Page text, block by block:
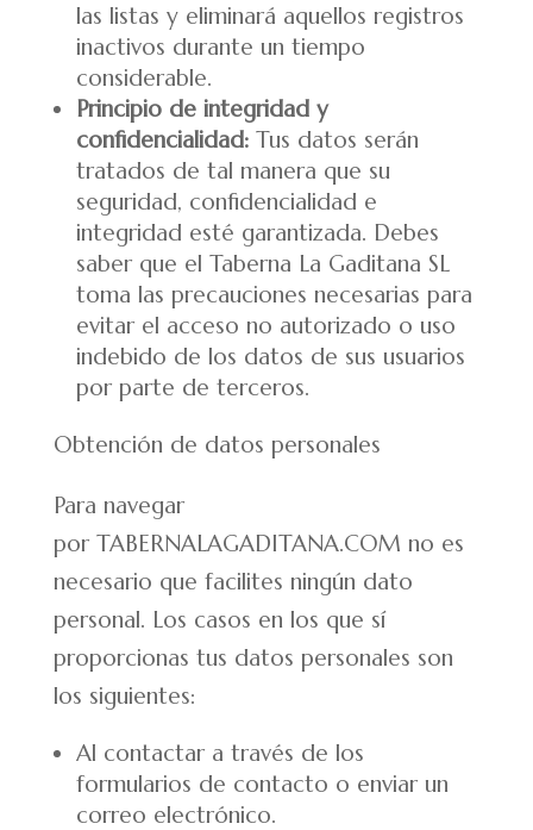
las listas y eliminará aquellos registros
inactivos durante un tiempo
considerable.
Principio de integridad y
confidencialidad:Tus datos serán
tratados de tal manera que su
seguridad, confidencialidad e
integridad esté garantizada. Debes
saber que el Taberna La Gaditana SL
toma las precauciones necesarias para
evitar el acceso no autorizado o uso
indebido de los datos de sus usuarios
por parte de terceros.
Obtención de datos personales
Para navegar
por TABERNALAGADITANA.COM no es
necesario que facilites ningún dato
personal. Los casos en los que sí
proporcionas tus datos personales son
los siguientes:
Al contactar a través de los
formularios de contacto o enviar un
correo electrónico.